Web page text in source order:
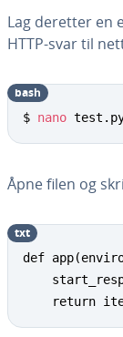
Lag deretter en
HTTP-svar til
$ nano
bash
Åpne filen og
def
return
txt